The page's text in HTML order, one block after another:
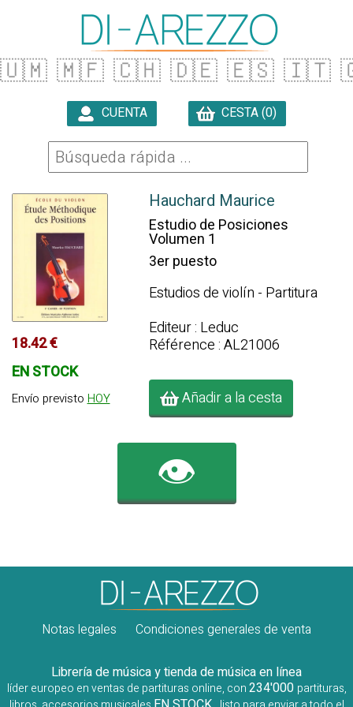
🇺🇲 🇲🇫 🇨🇭 🇩🇪 🇪🇸 🇮🇹
CUENTA CESTA (0)
18.42 €
EN STOCK
Envío previstoHOY
Hauchard Maurice
Estudio de Posiciones
Volumen 1
3er puesto
Estudios de violín - Partitura
Editeur : Leduc
Référence : AL21006
Añadir a la cesta
👁️
Notas legales Condiciones generales de venta
Librería de música y tienda de música en línea
líder europeo en ventas de partituras online, con234'000 partituras,